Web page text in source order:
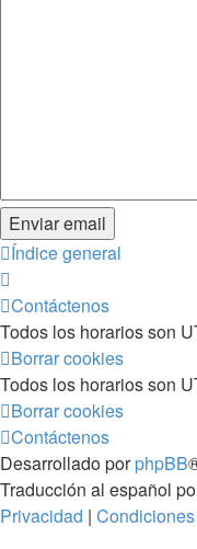
Índice general
Contáctenos
Todos los horarios son
Borrar cookies
Todos los horarios son
Borrar cookies
Contáctenos
Desarrollado porphpBB
Traducción al español
Privacidad | Condiciones